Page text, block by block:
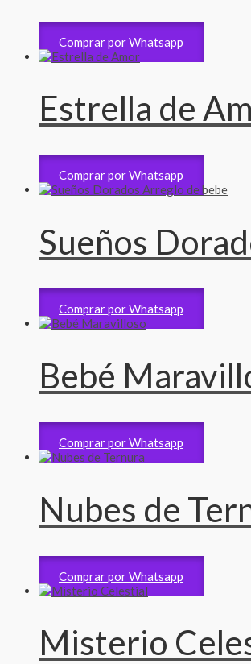
Arreglos de bebe2,300RD$
Comprar por Whatsapp
Estrella de
Arreglos de bebe3,400RD$
Comprar por Whatsapp
Sueños
Arreglos de bebe2,450RD$
Comprar por Whatsapp
Bebé
Arreglos de bebe2,450RD$
Comprar por Whatsapp
Nubes de
Arreglos de bebe2,650RD$
Comprar por Whatsapp
Misterio